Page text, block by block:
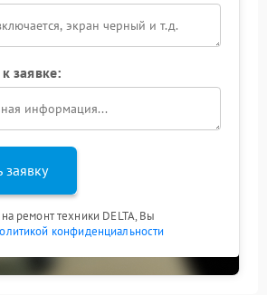
заявке:
заявку
ремонт техники DELTA, Вы
конфиденциальности